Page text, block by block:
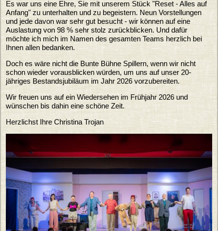
Es war uns eine Ehre, Sie mit unserem Stück "Reset - Alles auf
Anfang" zu unterhalten und zu begeistern. Neun Vorstellungen
und jede davon war sehr gut besucht - wir können auf eine
Auslastung von 98 % sehr stolz zurückblicken. Und dafür
möchte ich mich im Namen des gesamten Teams herzlich bei
Ihnen allen bedanken.
Doch es wäre nicht die Bunte Bühne Spillern, wenn wir nicht
schon wieder vorausblicken würden, um uns auf unser 20-
jähriges Bestandsjubiläum im Jahr 2026 vorzubereiten.
Wir freuen uns auf ein Wiedersehen im Frühjahr 2026 und
wünschen bis dahin eine schöne Zeit.
Herzlichst Ihre Christina Trojan